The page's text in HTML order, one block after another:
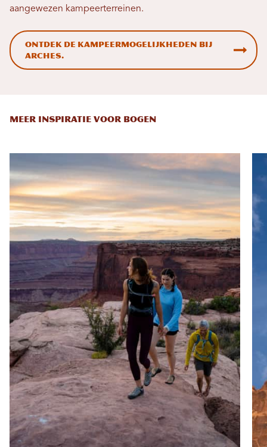
aangewezen kampeerterreinen.
Ontdek de kampeermogelijkheden bij
Arches.
MEER INSPIRATIE VOOR BOGEN